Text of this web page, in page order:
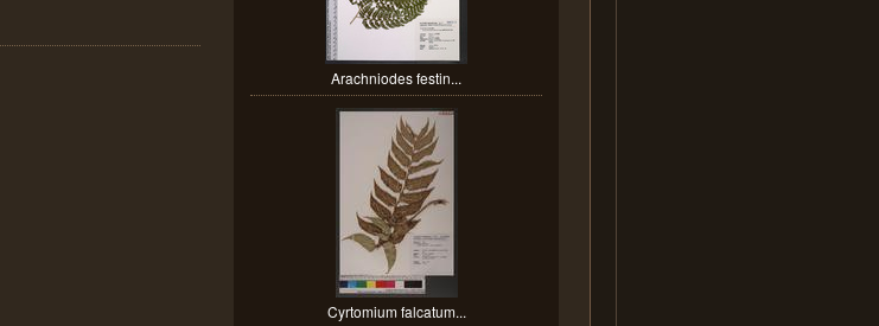
Arachniodes festin...
Cyrtomium falcatum...